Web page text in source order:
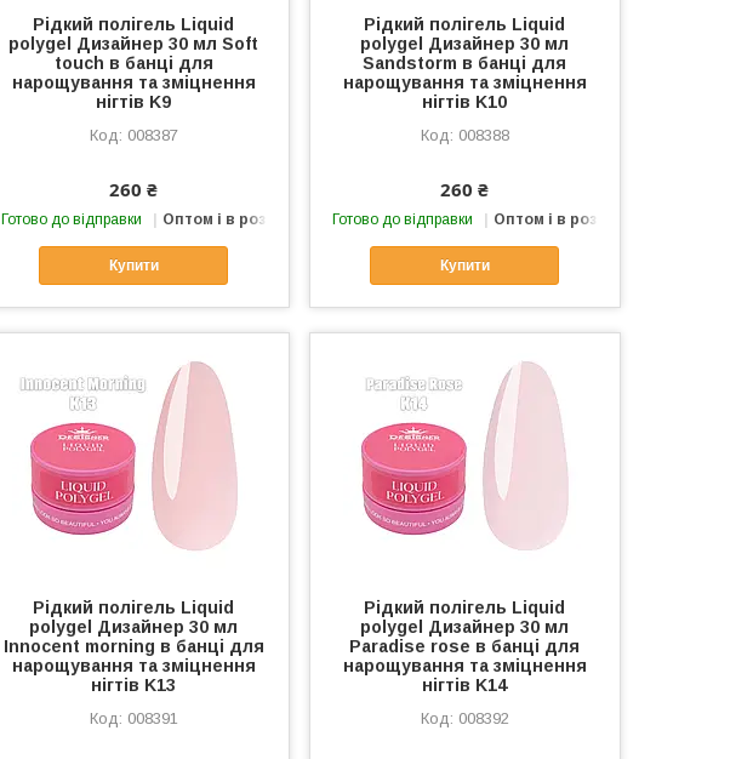
Рідкий полігель Liquid
polygel Дизайнер 30 мл Soft
touch в банці для
нарощування та зміцнення
нігтів K9
008387
260 ₴
Готово до відправки Оптом і в роздріб
Купити
Рідкий полігель Liquid
polygel Дизайнер 30 мл
Sandstorm в банці для
нарощування та зміцнення
нігтів K10
008388
260 ₴
Готово до відправки Оптом і в роздріб
Купити
Рідкий полігель Liquid
polygel Дизайнер 30 мл
Innocent morning в банці для
нарощування та зміцнення
нігтів K13
008391
Рідкий полігель Liquid
polygel Дизайнер 30 мл
Paradise rose в банці для
нарощування та зміцнення
нігтів K14
008392